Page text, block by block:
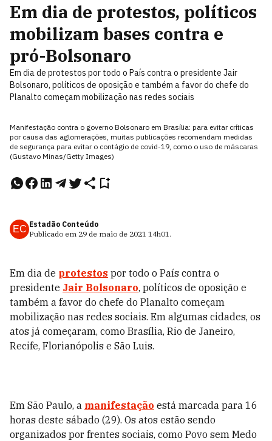
Em dia de protestos, políticos
mobilizam bases contra e
pró-Bolsonaro
Em dia de protestos por todo o País contra o presidente Jair
Bolsonaro, políticos de oposição e também a favor do chefe do
Planalto começam mobilização nas redes sociais
Manifestação contra o governo Bolsonaro em Brasília: para evitar críticas
por causa das aglomerações, muitas publicações recomendam medidas
de segurança para evitar o contágio de covid-19, como o uso de máscaras
(Gustavo Minas/Getty Images)
EC Estadão Conteúdo
Publicado em 29 de maio de 2021 14h01.
Em dia de protestos por todo o País contra o
presidente Jair Bolsonaro, políticos de oposição e
também a favor do chefe do Planalto começam
mobilização nas redes sociais. Em algumas cidades, os
atos já começaram, como Brasília, Rio de Janeiro,
Recife, Florianópolis e São Luis.
Em São Paulo, a manifestação está marcada para 16
horas deste sábado (29). Os atos estão sendo
organizados por frentes sociais, como Povo sem Medo